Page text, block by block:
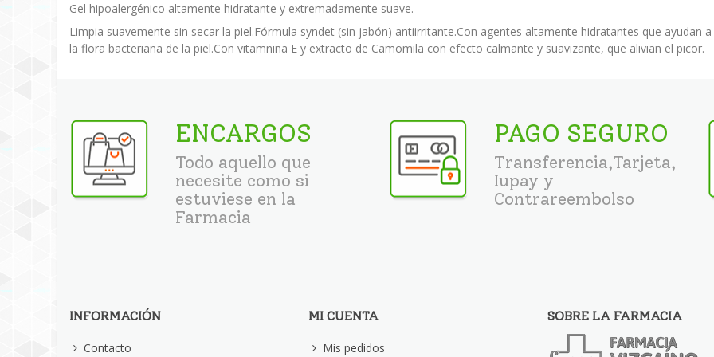
Gel hipoalergénico altamente hidratante y extremadamente suave.
Limpia suavemente sin secar la piel.Fórmula syndet (sin jabón) antiirritante.Con agentes altamente hidratantes que ayudan
la flora bacteriana de la piel.Con vitamnina E y extracto de Camomila con efecto calmante y suavizante, que alivian el picor.
ENCARGOS
Todo aquello que
necesite como si
estuviese en la
Farmacia
PAGO SEGURO
Transferencia,Tarjeta,
Iupay y
Contrareembolso
INFORMACIÓN
Contacto
MI CUENTA
Mis pedidos
SOBRE LA FARMACIA